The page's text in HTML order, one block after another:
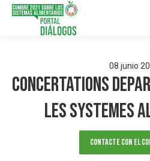
08 junio
Concertations
les systemes
Contacte con el